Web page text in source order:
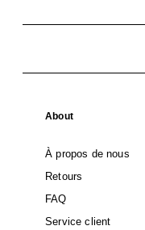
About
À propos de nous
Retours
FAQ
Service client